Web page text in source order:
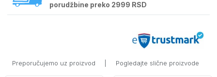
porudžbine preko 2999 RSD
Preporučujemo uz proizvod Pogledajte slične proizvode